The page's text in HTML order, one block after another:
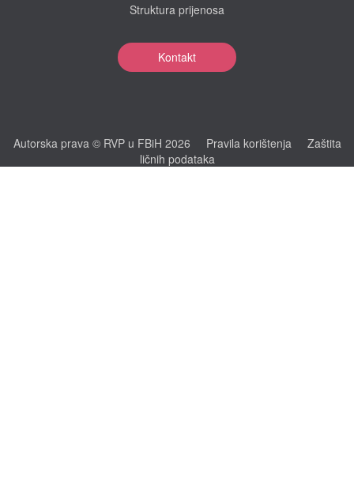
Struktura prijenosa
Kontakt
Autorska prava © RVP u FBiH 2026 Pravila korištenja
Zaštita
ličnih podataka